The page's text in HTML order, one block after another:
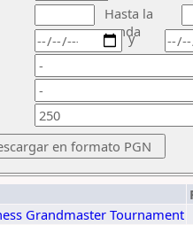
Hasta la
ronda
y
Grandmaster Tournament